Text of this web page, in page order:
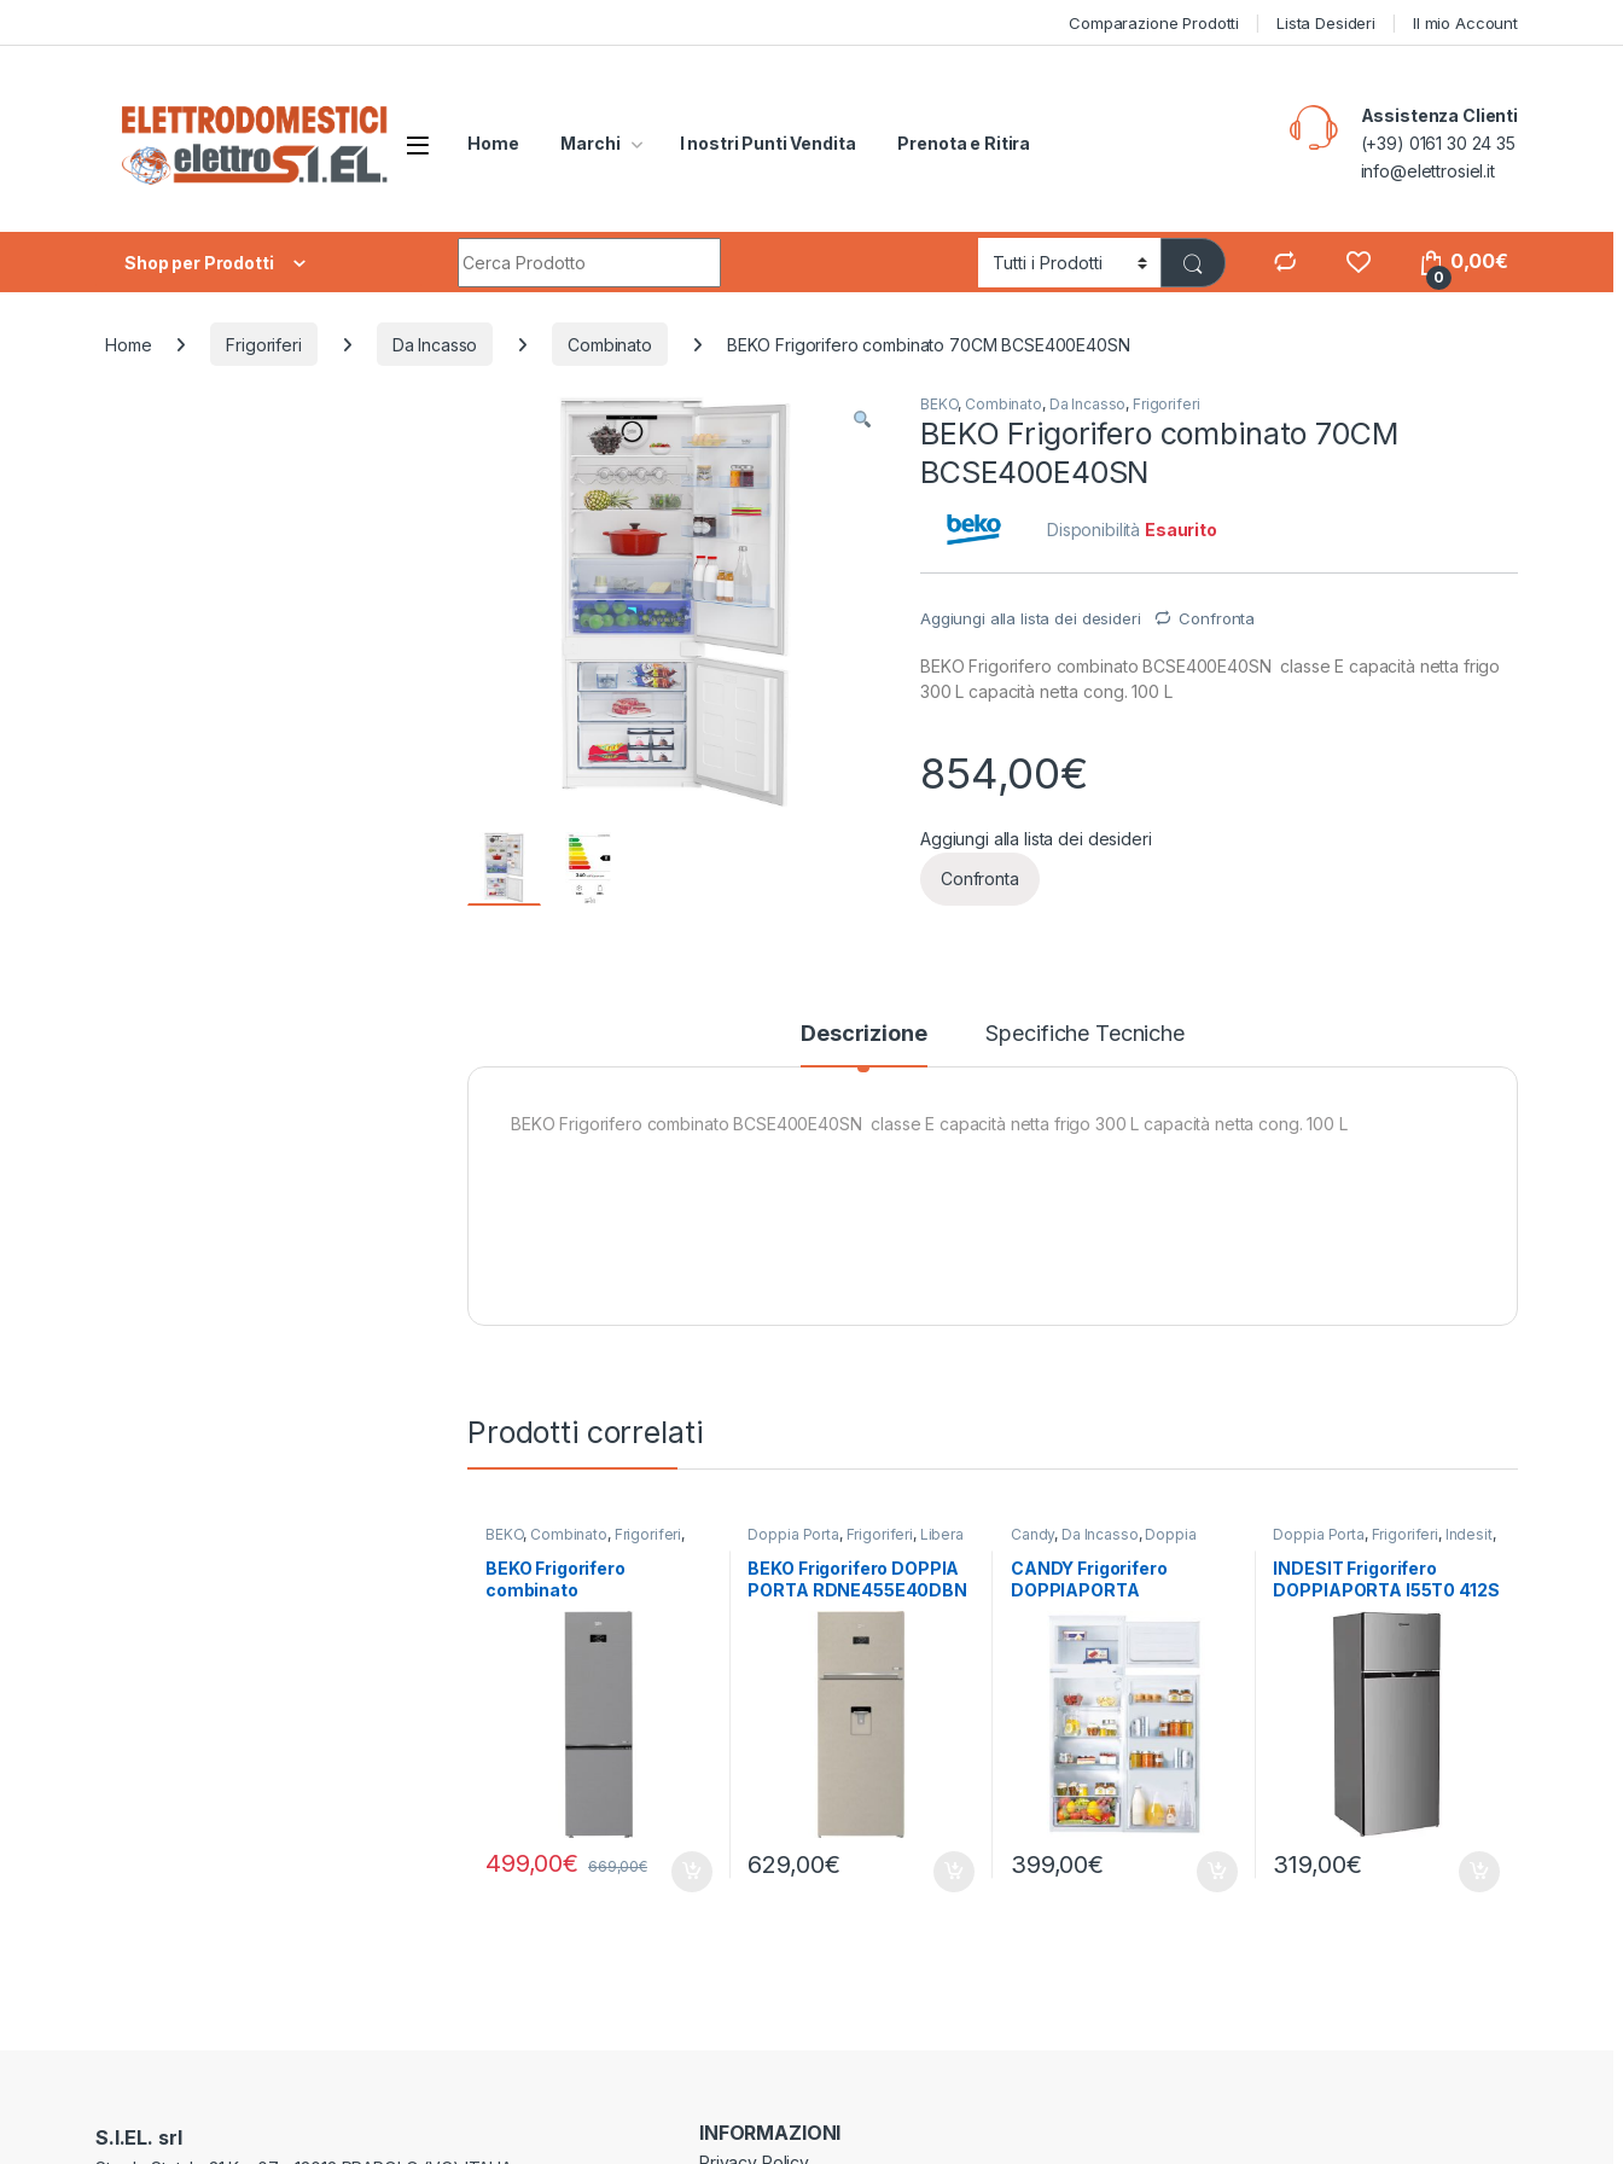
Comparazione Prodotti Lista Desideri Il mio Account
Home Marchi I nostri Punti Vendita Prenota e Ritira
Assistenza Clienti
(+39) 0161 30 24 35
info@elettrosiel.it
Shop per Prodotti
0
0,00€
Home Frigoriferi Da Incasso Combinato BEKO Frigorifero combinato 70CM BCSE400E40SN
BEKO, Combinato, Da Incasso, Frigoriferi
BEKO Frigorifero combinato 70CM
BCSE400E40SN
Disponibilità Esaurito
Aggiungi alla lista dei desideri Confronta
BEKO Frigorifero combinato BCSE400E40SN classe E capacità netta frigo
300 L capacità netta cong. 100 L
854,00€
Aggiungi alla lista dei desideri
Confronta
Descrizione Specifiche Tecniche
BEKO Frigorifero combinato BCSE400E40SN classe E capacità netta frigo 300 L capacità netta cong. 100 L
Prodotti correlati
BEKO, Combinato, Frigoriferi,
BEKO Frigorifero
combinato
B5RCNE405HXB TOTAL
499,00€ 669,00€
Doppia Porta, Frigoriferi, Libera
Installazione
BEKO Frigorifero DOPPIA
PORTA RDNE455E40DBN
TOTAL NO FROST
629,00€
Candy, Da Incasso, Doppia
,
CANDY Frigorifero
DOPPIAPORTA
399,00€
Doppia Porta, Frigoriferi, Indesit,
Libera Installazione
INDESIT Frigorifero
DOPPIAPORTA I55T0 412S
319,00€
S.I.EL. srl INFORMAZIONI